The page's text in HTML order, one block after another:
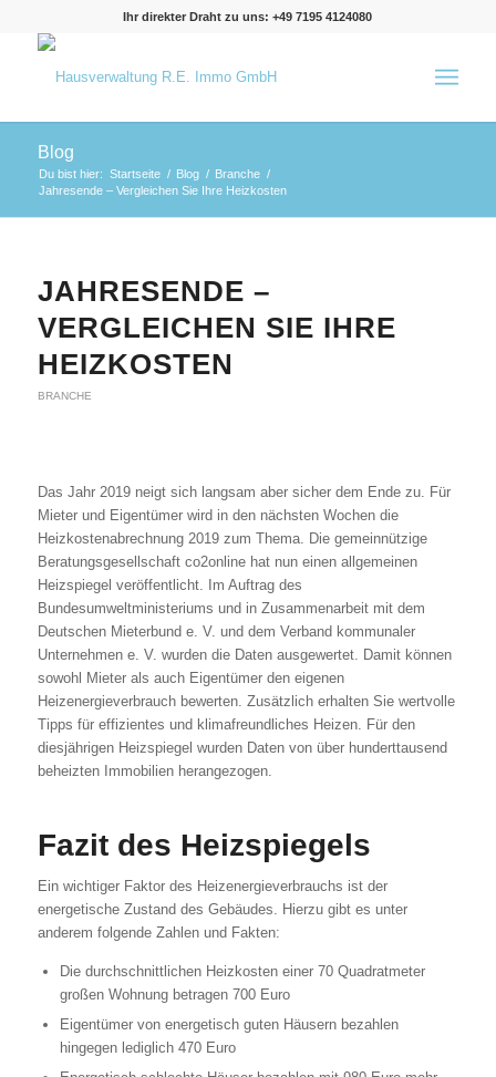
Ihr direkter Draht zu uns: +49 7195 4124080
Blog
Du bist hier: Startseite / Blog / Branche /
Jahresende – Vergleichen Sie Ihre Heizkosten
JAHRESENDE –
VERGLEICHEN SIE IHRE
HEIZKOSTEN
BRANCHE
Das Jahr 2019 neigt sich langsam aber sicher dem Ende zu. Für
Mieter und Eigentümer wird in den nächsten Wochen die
Heizkostenabrechnung 2019 zum Thema. Die gemeinnützige
Beratungsgesellschaft co2online hat nun einen allgemeinen
Heizspiegel veröffentlicht. Im Auftrag des
Bundesumweltministeriums und in Zusammenarbeit mit dem
Deutschen Mieterbund e. V. und dem Verband kommunaler
Unternehmen e. V. wurden die Daten ausgewertet. Damit können
sowohl Mieter als auch Eigentümer den eigenen
Heizenergieverbrauch bewerten. Zusätzlich erhalten Sie wertvolle
Tipps für effizientes und klimafreundliches Heizen. Für den
diesjährigen Heizspiegel wurden Daten von über hunderttausend
beheizten Immobilien herangezogen.
Fazit des Heizspiegels
Ein wichtiger Faktor des Heizenergieverbrauchs ist der
energetische Zustand des Gebäudes. Hierzu gibt es unter
anderem folgende Zahlen und Fakten:
Die durchschnittlichen Heizkosten einer 70 Quadratmeter
großen Wohnung betragen 700 Euro
Eigentümer von energetisch guten Häusern bezahlen
hingegen lediglich 470 Euro